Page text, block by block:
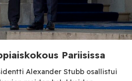
Pariisissa
Alexander Stubb osallistui